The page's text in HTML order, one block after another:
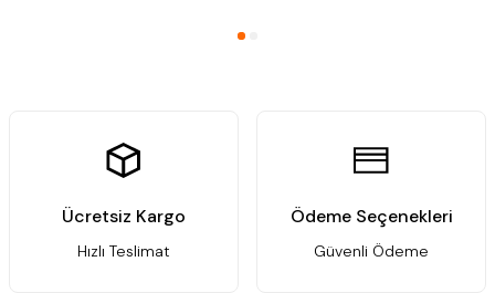
Ücretsiz Kargo
Hızlı Teslimat
Ödeme Seçenekleri
Güvenli Ödeme